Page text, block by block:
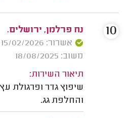
נח פרלמן, ירושלים.
אשרור: 15/02/2026
משוב: 18/08/2025
תיאור השירות:
שיפוץ גדר ופרגולת
והחלפת גג.
10